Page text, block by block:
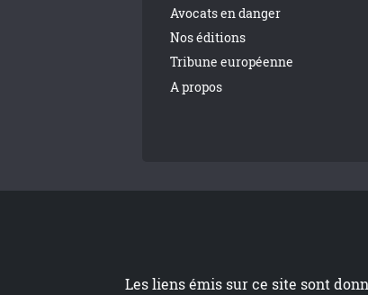
Avocats en danger
Nos éditions
Tribune européenne
A propos
Les liens émis sur ce site sont